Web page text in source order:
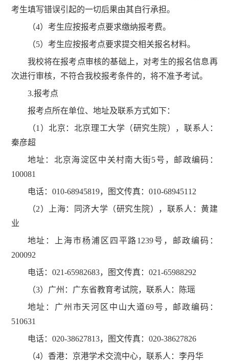
考生填写错误引起的一切后果由其自行承担。
（4）考生应按报考点要求缴纳报考费。
（5）考生应按报考点要求提交相关报名材料。
我校将在报考点审核的基础上，对考生的报名信息再
次进行审核，不符合我校报考条件的，将不准予考试。
3.报考点
报考点所在单位、地址及联系方式如下：
（1）北京：北京理工大学（研究生院），联系人：
秦彦超
地址：北京海淀区中关村南大街5号，邮政编码：
100081
电话：010-68945819，图文传真：010-68945112
（2）上海：同济大学（研究生院），联系人：黄建
业
地址：上海市杨浦区四平路1239号，邮政编码：
200092
电话：021-65982683，图文传真：021-65988292
（3）广州：广东省教育考试院，联系人：陈瑶
地址：广州市天河区中山大道69号，邮政编码：
510631
电话：020-38627813，图文传真：020-38627826
（4）香港：京港学术交流中心，联系人：李丹华